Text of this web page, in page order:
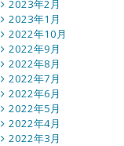
2023年2月
2023年1月
2022年10月
2022年9月
2022年8月
2022年7月
2022年6月
2022年5月
2022年4月
2022年3月